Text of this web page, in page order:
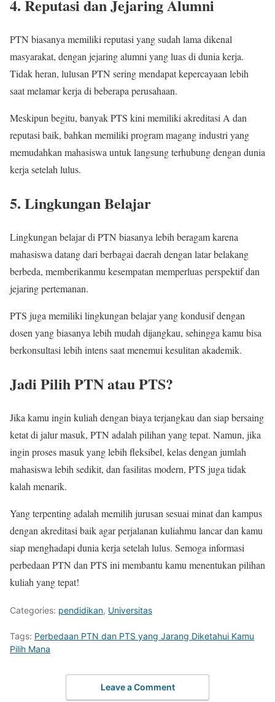
4. Reputasi dan Jejaring Alumni
PTN biasanya memiliki reputasi yang sudah lama dikenal
masyarakat, dengan jejaring alumni yang luas di dunia kerja.
Tidak heran, lulusan PTN sering mendapat kepercayaan lebih
saat melamar kerja di beberapa perusahaan.
Meskipun begitu, banyak PTS kini memiliki akreditasi A dan
reputasi baik, bahkan memiliki program magang industri yang
memudahkan mahasiswa untuk langsung terhubung dengan dunia
kerja setelah lulus.
5. Lingkungan Belajar
Lingkungan belajar di PTN biasanya lebih beragam karena
mahasiswa datang dari berbagai daerah dengan latar belakang
berbeda, memberikanmu kesempatan memperluas perspektif dan
jejaring pertemanan.
PTS juga memiliki lingkungan belajar yang kondusif dengan
dosen yang biasanya lebih mudah dijangkau, sehingga kamu bisa
berkonsultasi lebih intens saat menemui kesulitan akademik.
Jadi Pilih PTN atau PTS?
Jika kamu ingin kuliah dengan biaya terjangkau dan siap bersaing
ketat di jalur masuk, PTN adalah pilihan yang tepat. Namun, jika
ingin proses masuk yang lebih fleksibel, kelas dengan jumlah
mahasiswa lebih sedikit, dan fasilitas modern, PTS juga tidak
kalah menarik.
Yang terpenting adalah memilih jurusan sesuai minat dan kampus
dengan akreditasi baik agar perjalanan kuliahmu lancar dan kamu
siap menghadapi dunia kerja setelah lulus. Semoga informasi
perbedaan PTN dan PTS ini membantu kamu menentukan pilihan
kuliah yang tepat!
Categories: pendidikan, Universitas
Tags: Perbedaan PTN dan PTS yang Jarang Diketahui Kamu
Pilih Mana
Leave a Comment